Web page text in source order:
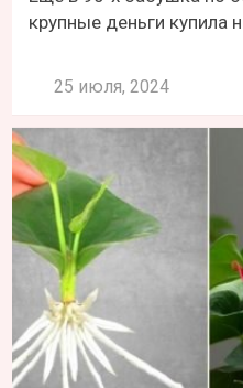
крупные деньги купила
25 июля, 2024